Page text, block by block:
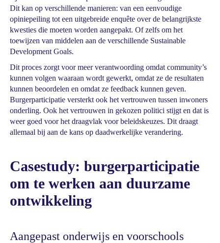
Dit kan op verschillende manieren: van een eenvoudige
opiniepeiling tot een uitgebreide enquête over de belangrijkste
kwesties die moeten worden aangepakt. Of zelfs om het
toewijzen van middelen aan de verschillende Sustainable
Development Goals.
Dit proces zorgt voor meer verantwoording omdat community’s
kunnen volgen waaraan wordt gewerkt, omdat ze de resultaten
kunnen beoordelen en omdat ze feedback kunnen geven.
Burgerparticipatie versterkt ook het vertrouwen tussen inwoners
onderling. Ook het vertrouwen in gekozen politici stijgt en dat is
weer goed voor het draagvlak voor beleidskeuzes. Dit draagt
allemaal bij aan de kans op daadwerkelijke verandering.
Casestudy: burgerparticipatie
om te werken aan duurzame
ontwikkeling
Aangepast onderwijs en voorschools